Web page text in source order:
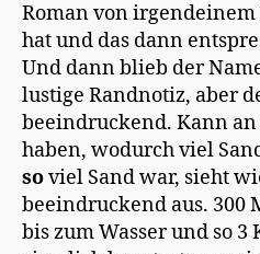
Roman von
hat und das dann
Und dann blieb der
lustige Randnotiz, aber
beeindruckend. Kann an
haben, wodurch viel
soviel Sand war, sieht
beeindruckend aus. 300
bis zum Wasser und so